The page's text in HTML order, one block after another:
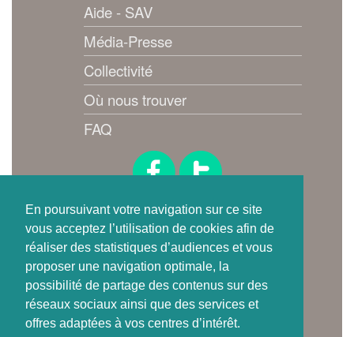
En poursuivant votre navigation sur ce site
vous acceptez l’utilisation de cookies afin de
réaliser des statistiques d’audiences et vous
proposer une navigation optimale, la
possibilité de partage des contenus sur des
réseaux sociaux ainsi que des services et
offres adaptées à vos centres d’intérêt.
Aide - SAV
Média-Presse
Collectivité
Où nous trouver
FAQ
Suivez-nous !